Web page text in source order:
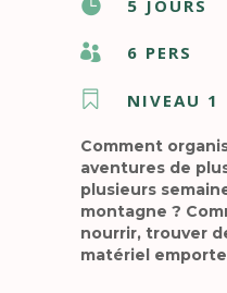
5 JOURS
6 PERS
NIVEAU 1
Comment
aventures de
plusieurs
montagne ?
nourrir, trouver
matériel